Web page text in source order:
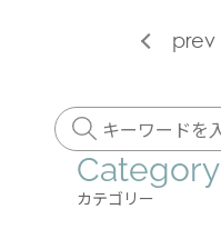
prev
Category
カテゴリー